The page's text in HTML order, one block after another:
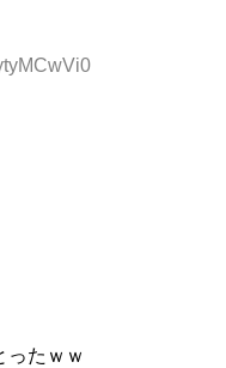
ったｗｗ